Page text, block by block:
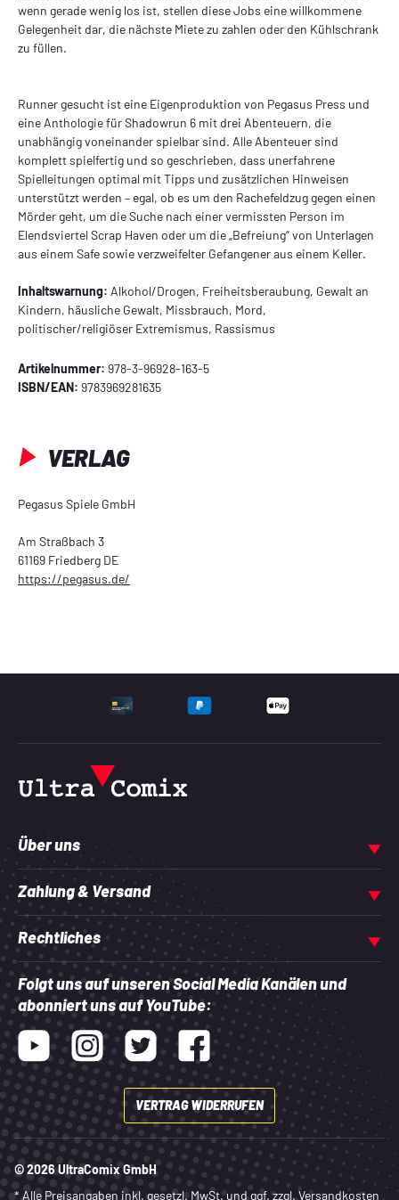
wenn gerade wenig los ist, stellen diese Jobs eine willkommene
Gelegenheit dar, die nächste Miete zu zahlen oder den Kühlschrank
zu füllen.
Runner gesucht ist eine Eigenproduktion von Pegasus Press und
eine Anthologie für Shadowrun 6 mit drei Abenteuern, die
unabhängig voneinander spielbar sind. Alle Abenteuer sind
komplett spielfertig und so geschrieben, dass unerfahrene
Spielleitungen optimal mit Tipps und zusätzlichen Hinweisen
unterstützt werden – egal, ob es um den Rachefeldzug gegen einen
Mörder geht, um die Suche nach einer vermissten Person im
Elendsviertel Scrap Haven oder um die „Befreiung“ von Unterlagen
aus einem Safe sowie verzweifelter Gefangener aus einem Keller.
Inhaltswarnung: Alkohol/Drogen, Freiheitsberaubung, Gewalt an
Kindern, häusliche Gewalt, Missbrauch, Mord,
politischer/religiöser Extremismus, Rassismus
Artikelnummer: 978-3-96928-163-5
ISBN/EAN: 9783969281635
VERLAG
Pegasus Spiele GmbH
Am Straßbach 3
61169 Friedberg DE
https://pegasus.de/
UNTERSTÜTZTE
Über uns
Zahlung & Versand
Rechtliches
Folgt uns auf unseren Social Media Kanälen und
abonniert uns auf YouTube:
Youtube InstagramTwitter Facebook
VERTRAG WIDERRUFEN
© 2026 UltraComix GmbH
* Alle Preisangaben inkl. gesetzl. MwSt. und ggf. zzgl. Versandkosten